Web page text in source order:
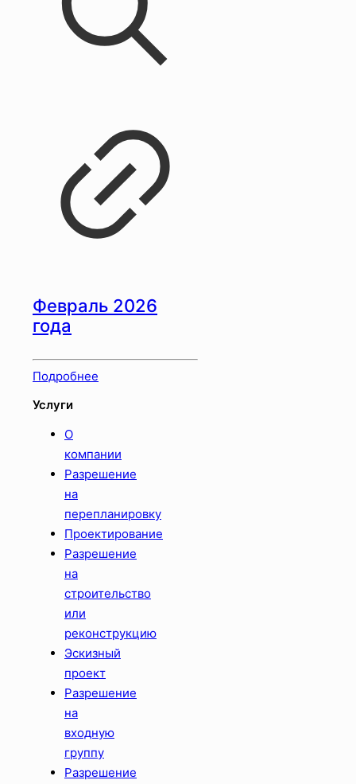
Февраль 2026
года
Подробнее
Услуги
О
компании
Разрешение
на
перепланировку
Проектирование
Разрешение
на
строительство
или
реконструкцию
Эскизный
проект
Разрешение
на
входную
группу
Разрешение